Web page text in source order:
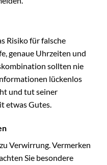
Risiko für falsche
genaue Uhrzeiten und
sollten nie
lückenlos
und tut seiner
etwas Gutes.
Verwirrung. Vermerken
Sie besondere